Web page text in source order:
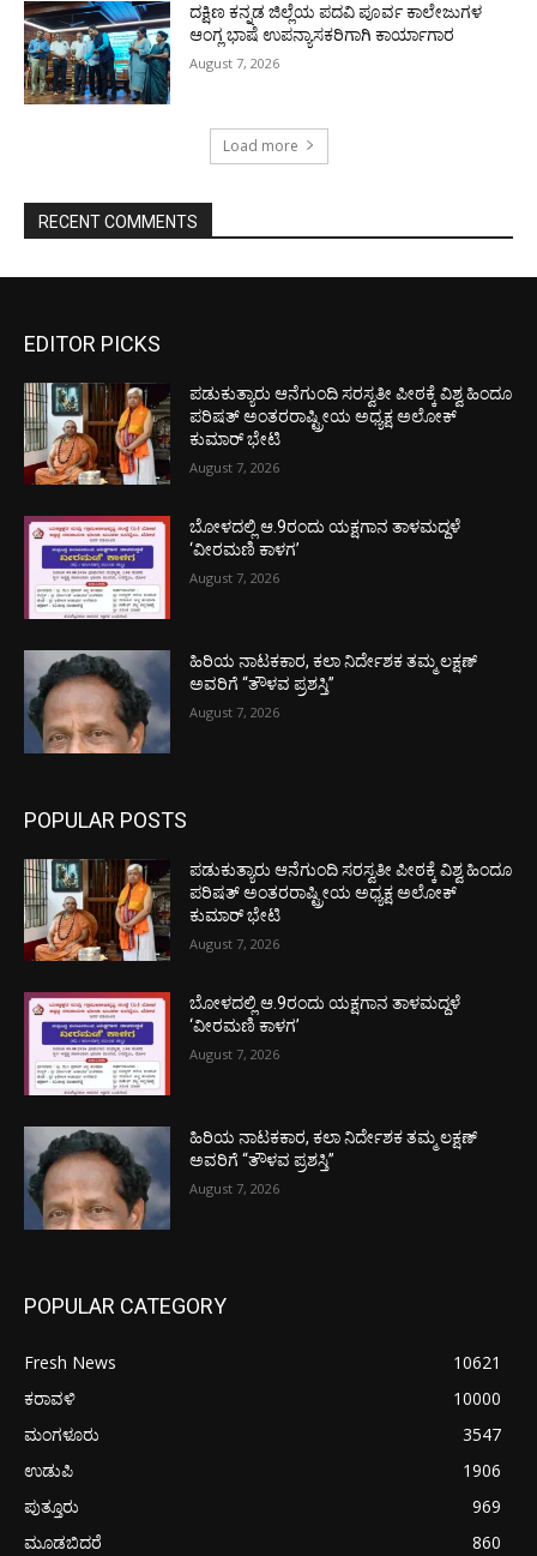
ದಕ್ಷಿಣ ಕನ್ನಡ ಜಿಲ್ಲೆಯ ಪದವಿ ಪೂರ್ವ ಕಾಲೇಜುಗಳ
ಆಂಗ್ಲ ಭಾಷೆ ಉಪನ್ಯಾಸಕರಿಗಾಗಿ ಕಾರ್ಯಾಗಾರ
August 7, 2026
Load more
RECENT COMMENTS
EDITOR PICKS
ಪಡುಕುತ್ಯಾರು ಆನೆಗುಂದಿ ಸರಸ್ವತೀ ಪೀಠಕ್ಕೆ ವಿಶ್ವ ಹಿಂದೂ
ಪರಿಷತ್ ಅಂತರರಾಷ್ಟ್ರೀಯ ಅಧ್ಯಕ್ಷ ಅಲೋಕ್
ಕುಮಾರ್ ಭೇಟಿ
August 7, 2026
ಬೋಳದಲ್ಲಿ ಆ.9ರಂದು ಯಕ್ಷಗಾನ ತಾಳಮದ್ದಳೆ
‘ವೀರಮಣಿ ಕಾಳಗ’
August 7, 2026
ಹಿರಿಯ ನಾಟಕಕಾರ, ಕಲಾ ನಿರ್ದೇಶಕ ತಮ್ಮ ಲಕ್ಷಣ್
ಅವರಿಗೆ “ತೌಳವ ಪ್ರಶಸ್ತಿ”
August 7, 2026
POPULAR POSTS
ಪಡುಕುತ್ಯಾರು ಆನೆಗುಂದಿ ಸರಸ್ವತೀ ಪೀಠಕ್ಕೆ ವಿಶ್ವ ಹಿಂದೂ
ಪರಿಷತ್ ಅಂತರರಾಷ್ಟ್ರೀಯ ಅಧ್ಯಕ್ಷ ಅಲೋಕ್
ಕುಮಾರ್ ಭೇಟಿ
August 7, 2026
ಬೋಳದಲ್ಲಿ ಆ.9ರಂದು ಯಕ್ಷಗಾನ ತಾಳಮದ್ದಳೆ
‘ವೀರಮಣಿ ಕಾಳಗ’
August 7, 2026
ಹಿರಿಯ ನಾಟಕಕಾರ, ಕಲಾ ನಿರ್ದೇಶಕ ತಮ್ಮ ಲಕ್ಷಣ್
ಅವರಿಗೆ “ತೌಳವ ಪ್ರಶಸ್ತಿ”
August 7, 2026
POPULAR CATEGORY
Fresh News
10621
ಕರಾವಳಿ
10000
ಮಂಗಳೂರು
3547
ಉಡುಪಿ
1906
ಪುತ್ತೂರು
969
ಮೂಡಬಿದರೆ
860